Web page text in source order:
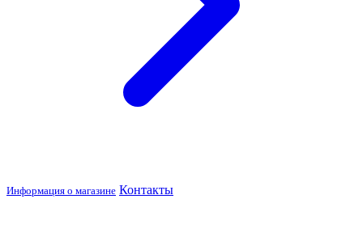
Информация о магазине Контакты